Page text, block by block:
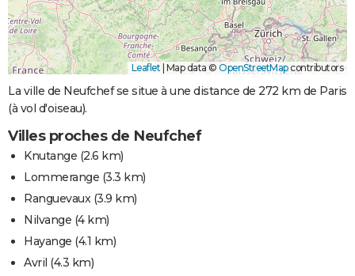
Leaflet Map data © OpenStreetMapcontributors
La ville de Neufchef se situe à une distance de 272 km de Paris
(à vol d'oiseau).
Villes proches de Neufchef
Knutange (2.6 km)
Lommerange (3.3 km)
Ranguevaux(3.9 km)
Nilvange (4 km)
Hayange (4.1 km)
Avril (4.3 km)